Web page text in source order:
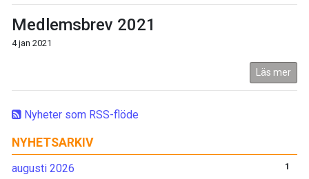
Nyheter som RSS-flöde
NYHETSARKIV
augusti 2026 1
Medlemsbrev 2021
4 jan 2021
Läs mer